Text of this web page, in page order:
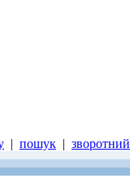
| пошук |